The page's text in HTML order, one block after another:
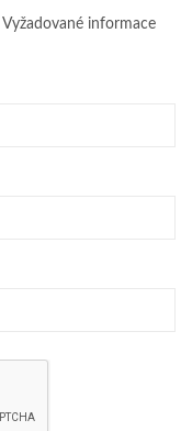
Vyžadované informace